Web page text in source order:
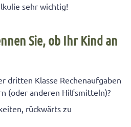
sehr wichtig!
Sie, ob Ihr Kind an
dritten Klasse Rechenaufgaben
(oder anderen Hilfsmitteln)?
rückwärts zu